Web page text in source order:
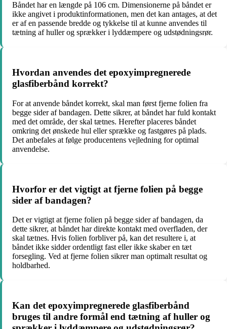
Båndet har en længde på 106 cm. Dimensionerne på båndet er
ikke angivet i produktinformationen, men det kan antages, at det
er af en passende bredde og tykkelse til at kunne anvendes til
tætning af huller og sprækker i lyddæmpere og udstødningsrør.
Hvordan anvendes det epoxyimpregnerede
glasfiberbånd korrekt?
For at anvende båndet korrekt, skal man først fjerne folien fra
begge sider af bandagen. Dette sikrer, at båndet har fuld kontakt
med det område, der skal tætnes. Herefter placeres båndet
omkring det ønskede hul eller sprække og fastgøres på plads.
Det anbefales at følge producentens vejledning for optimal
anvendelse.
Hvorfor er det vigtigt at fjerne folien på begge
sider af bandagen?
Det er vigtigt at fjerne folien på begge sider af bandagen, da
dette sikrer, at båndet har direkte kontakt med overfladen, der
skal tætnes. Hvis folien forbliver på, kan det resultere i, at
båndet ikke sidder ordentligt fast eller ikke skaber en tæt
forsegling. Ved at fjerne folien sikrer man optimalt resultat og
holdbarhed.
Kan det epoxyimpregnerede glasfiberbånd
bruges til andre formål end tætning af huller og